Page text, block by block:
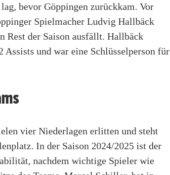
bevor Göppingen zurückkam. Vor
Spielmacher Ludvig Hallbäck
Rest der Saison ausfällt. Hallbäck
und war eine Schlüsselperson für
vier Niederlagen erlitten und steht
In der Saison 2024/2025 ist der
nachdem wichtige Spieler wie